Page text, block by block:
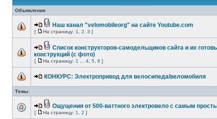
Объявления
Наш канал "velomobileorg" на сайте Youtube.com
[ На страницу: 1 2 3 ]
Список конструкторов-самодельщиков сайта и их
конструкций (с фото)
[ На страницу: 1 4 5 6 ]
КОНКУРС: Электропривод для велосипеда/веломобиля
Темы
Ощущения от 500-ваттного электровело с самым
[ На страницу: 1 2 ]